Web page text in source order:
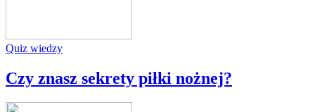
Quiz wiedzy
Czy znasz sekrety piłki nożnej?